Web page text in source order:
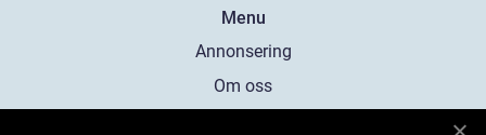
Menu
Annonsering
Om oss